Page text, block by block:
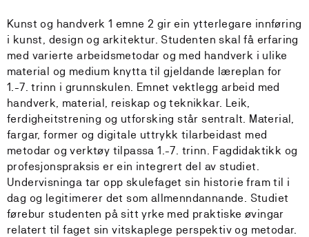
Kunst og handverk 1 emne 2 gir ein ytterlegare innføring
i kunst, design og arkitektur. Studenten skal få erfaring
med varierte arbeidsmetodar og med handverk i ulike
material og medium knytta til gjeldande læreplan for
1.-7. trinn i grunnskulen. Emnet vektlegg arbeid med
handverk, material, reiskap og teknikkar. Leik,
ferdigheitstrening og utforsking står sentralt. Material,
fargar, former og digitale uttrykk tilarbeidast med
metodar og verktøy tilpassa 1.-7. trinn. Fagdidaktikk og
profesjonspraksis er ein integrert del av studiet.
Undervisninga tar opp skulefaget sin historie fram til i
dag og legitimerer det som allmenndannande. Studiet
førebur studenten på sitt yrke med praktiske øvingar
relatert til faget sin vitskaplege perspektiv og metodar.